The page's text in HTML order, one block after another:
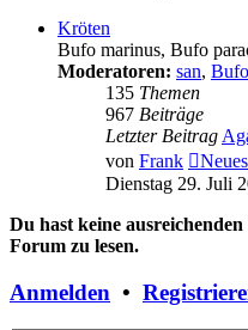
Kröten
Bufo marinus, Bufo
Moderatoren: san,
135 Themen
967 Beiträge
Letzter Beitrag
von Frank
Dienstag 29. Juli
Du hast keine
Forum zu lesen.
Anmelden •